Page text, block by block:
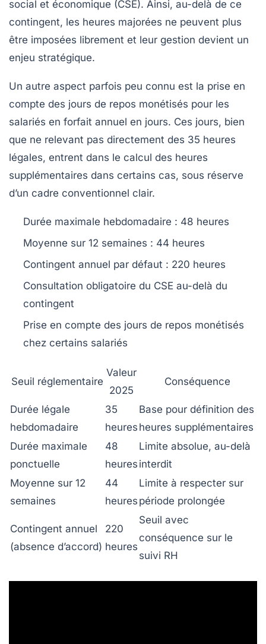
social et économique (CSE). Ainsi, au-delà de ce
contingent, les heures majorées ne peuvent plus
être imposées librement et leur gestion devient un
enjeu stratégique.
Un autre aspect parfois peu connu est la prise en
compte des jours de repos monétisés pour les
salariés en forfait annuel en jours. Ces jours, bien
que ne relevant pas directement des 35 heures
légales, entrent dans le calcul des heures
supplémentaires dans certains cas, sous réserve
d’un cadre conventionnel clair.
Durée maximale hebdomadaire : 48 heures
Moyenne sur 12 semaines : 44 heures
Contingent annuel par défaut : 220 heures
Consultation obligatoire du CSE au-delà du
contingent
Prise en compte des jours de repos monétisés
chez certains salariés
Seuil réglementaire
Valeur
2025
Conséquence
Durée légale
hebdomadaire
35
heures
Base pour définition des
heures supplémentaires
Durée maximale
ponctuelle
48
heures
Limite absolue, au-delà
interdit
Moyenne sur 12
semaines
44
heures
Limite à respecter sur
période prolongée
Contingent annuel
(absence d’accord)
220
heures
Seuil avec
conséquence sur le
suivi RH